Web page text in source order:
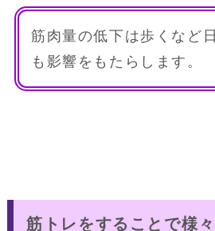
筋肉量の低下は歩くなど
も影響をもたらします。
筋トレをすることで様